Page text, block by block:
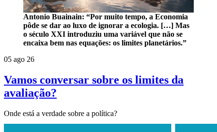
Antonio Buainain: “Por muito tempo, a Economia
pôde se dar ao luxo de ignorar a ecologia. […] Mas
o século XXI introduziu uma variável que não se
encaixa bem nas equações: os limites planetários.”
05 ago 26
Vamos conversar sobre os limites da
avaliação?
Onde está a verdade sobre a política?